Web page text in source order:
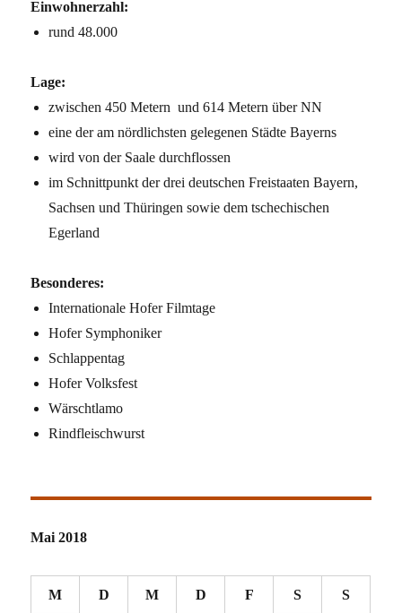
Einwohnerzahl:
rund 48.000
Lage:
zwischen 450 Metern und 614 Metern über NN
eine der am nördlichsten gelegenen Städte Bayerns
wird von der Saale durchflossen
im Schnittpunkt der drei deutschen Freistaaten Bayern,
Sachsen und Thüringen sowie dem tschechischen
Egerland
Besonderes:
Internationale Hofer Filmtage
Hofer Symphoniker
Schlappentag
Hofer Volksfest
Wärschtlamo
Rindfleischwurst
Mai 2018
M D M D F S S